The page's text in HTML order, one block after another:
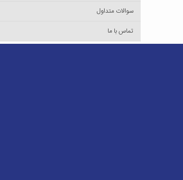
سوالات متداول
تماس با ما